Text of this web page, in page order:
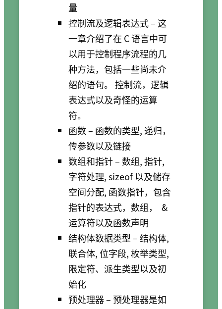
量
控制流及逻辑表达式 – 这
一章介绍了在 C 语言中可
以用于控制程序流程的几
种方法，包括一些尚未介
绍的语句。 控制流，逻辑
表达式以及奇怪的运算
符。
函数 – 函数的类型, 递归，
传参数以及链接
数组和指针 – 数组, 指针,
字符处理, sizeof 以及储存
空间分配, 函数指针，包含
指针的表达式，数组，
&
运算符以及函数声明
结构体数据类型 – 结构体,
联合体, 位字段, 枚举类型,
限定符、派生类型以及初
始化
预处理器 – 预处理器是如